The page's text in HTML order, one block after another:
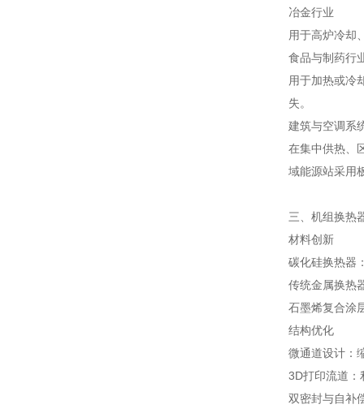
冶金行业
用于高炉冷却
食品与制药行
用于加热或冷
失。
建筑与空调系
在集中供热、
域能源站采用
三、机组换热
材料创新
碳化硅换热器
传统金属换热
石墨烯复合涂
结构优化
微通道设计：
3D打印流道：
双密封与自补